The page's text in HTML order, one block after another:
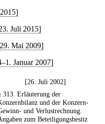
Juli 2015]
Mai 2009]
Januar 2007]
[26. Juli 2002]
313. Erläuterung der
und der Konzern-
und Verlustrechnung.
zum Beteiligungsbesitz